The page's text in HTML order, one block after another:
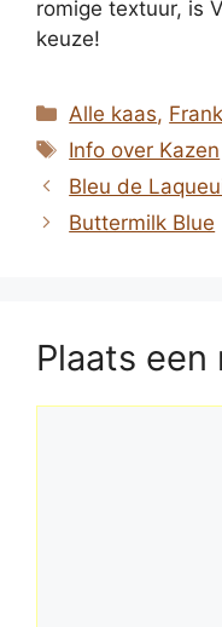
romige textuur, is
keuze!
Categorieën
Alle kaas,
Tags
Info over Kazen
Bleu de
Buttermilk Blue
Plaats een